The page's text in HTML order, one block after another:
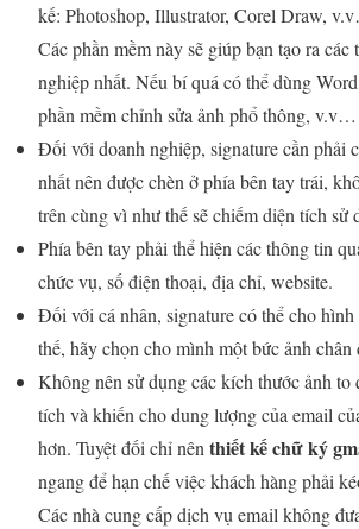
kế: Photoshop, Illustrator, Corel Draw,
Các phần mềm này sẽ giúp bạn tạo ra các
nghiệp nhất. Nếu bí quá có thể dùng
phần mềm chỉnh sửa ảnh phổ thông, v.v…
Đối với doanh nghiệp, signature cần phải
nhất nên được chèn ở phía bên tay trái,
trên cùng vì như thế sẽ chiếm diện tích sử
Phía bên tay phải thể hiện các thông tin
chức vụ, số điện thoại, địa chỉ, website.
Đối với cá nhân, signature có thể cho
thế, hãy chọn cho mình một bức ảnh chân
Không nên sử dụng các kích thước ảnh to
tích và khiến cho dung lượng của email
hơn. Tuyệt đối chỉ nên thiết kế chữ ký
ngang để hạn chế việc khách hàng phải
Các nhà cung cấp dịch vụ email không